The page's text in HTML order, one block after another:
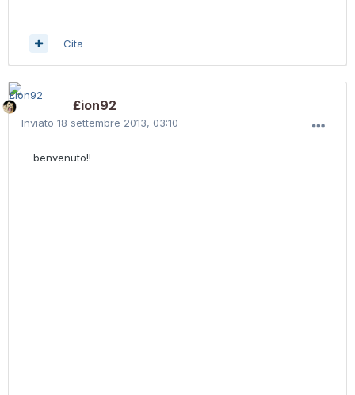
Cita
£ion92
Inviato 18 settembre 2013, 03:10
benvenuto!!